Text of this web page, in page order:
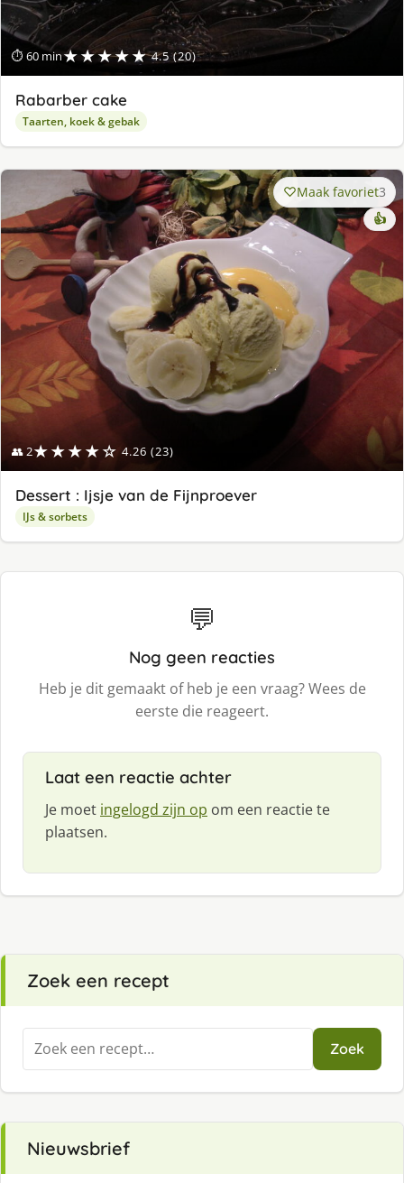
⏱ 60 min★★★★★ 4.5 (20)
Rabarber cake
Taarten, koek & gebak
👥 2★★★★☆ 4.26 (23)
Maak favoriet3
👍
Dessert : Ijsje van de Fijnproever
IJs & sorbets
💬
Nog geen reacties
Heb je dit gemaakt of heb je een vraag? Wees de
eerste die reageert.
Laat een reactie achter
Je moet ingelogd zijn op om een reactie te
plaatsen.
Zoek een recept
Zoeken
naar:
Zoek
Nieuwsbrief